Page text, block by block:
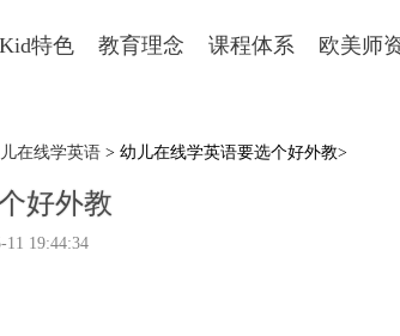
特色 教育理念 课程体系 欧美师
在线学英语 > 幼儿在线学英语要选个好外教>
好外教
11 19:44:34